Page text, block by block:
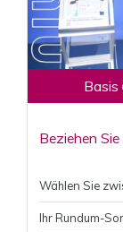
Basis
Beziehen
Wählen Sie
Ihr Rundum-